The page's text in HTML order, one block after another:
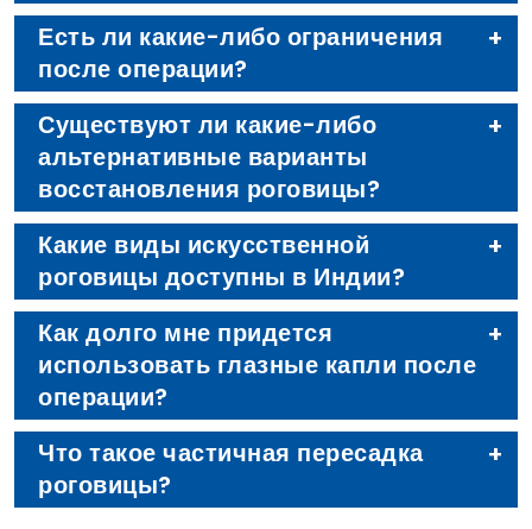
Есть ли какие-либо ограничения
после операции?
Существуют ли какие-либо
альтернативные варианты
восстановления роговицы?
Какие виды искусственной
роговицы доступны в Индии?
Как долго мне придется
использовать глазные капли после
операции?
Что такое частичная пересадка
роговицы?